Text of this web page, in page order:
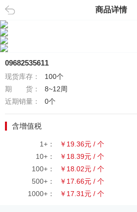
返回 商品详情
09682535611
现货库存：
100个
期 货：
8~12周
近期销量：
0个
含增值税
1+：
￥19.36元 / 个
10+：
￥18.39元 / 个
100+：
￥18.02元 / 个
500+：
￥17.66元 / 个
1000+：
￥17.31元 / 个